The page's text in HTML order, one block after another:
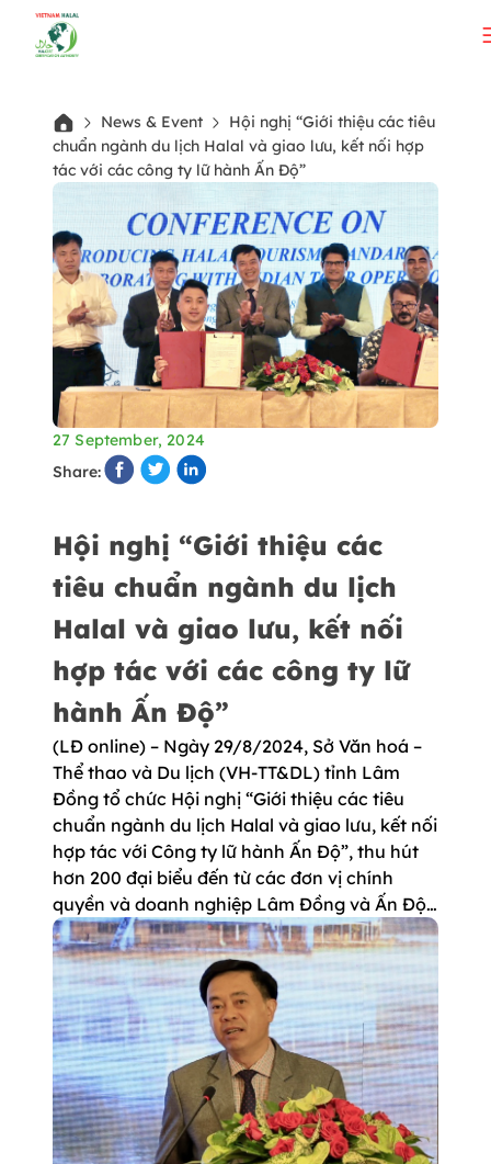
News & Event
Hội nghị “Giới thiệu các tiêu
chuẩn ngành du lịch Halal và giao lưu, kết nối hợp
tác với các công ty lữ hành Ấn Độ”
27 September, 2024
Share:
Hội nghị “Giới thiệu các
tiêu chuẩn ngành du lịch
Halal và giao lưu, kết nối
hợp tác với các công ty lữ
hành Ấn Độ”
(LĐ online) – Ngày 29/8/2024, Sở Văn hoá –
Thể thao và Du lịch (VH-TT&DL) tỉnh Lâm
Đồng tổ chức Hội nghị “Giới thiệu các tiêu
chuẩn ngành du lịch Halal và giao lưu, kết nối
hợp tác với Công ty lữ hành Ấn Độ”, thu hút
hơn 200 đại biểu đến từ các đơn vị chính
quyền và doanh nghiệp Lâm Đồng và Ấn Độ…